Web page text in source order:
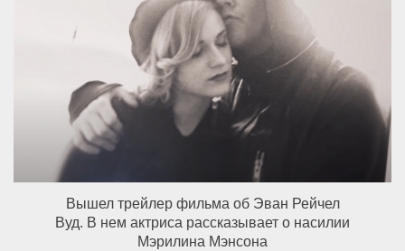
Вышел трейлер фильма об Эван Рейчел
Вуд. В нем актриса рассказывает о насилии
Мэрилина Мэнсона